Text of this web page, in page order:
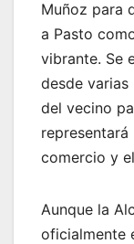
Muñoz para
a Pasto
vibrante. Se
desde
del vecino
comercio y
Aunque la
oficialmente